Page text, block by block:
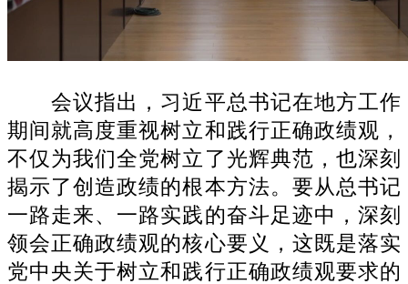
会议指出， 习近平总书记在地方工作
期间就高度重视树立和践行正确政绩观，
不仅为我们全党树立了光辉典范，也深刻
揭示了创造政绩的根本方法。要从总书记
一路走来、一路实践的奋斗足迹中，深刻
领会正确政绩观的核心要义，这既是落实
党中央关于树立和践行正确政绩观要求的